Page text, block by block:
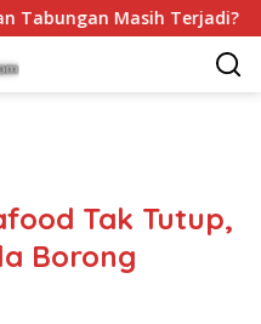
Masih Terjadi?
Tak Tutup,
Borong